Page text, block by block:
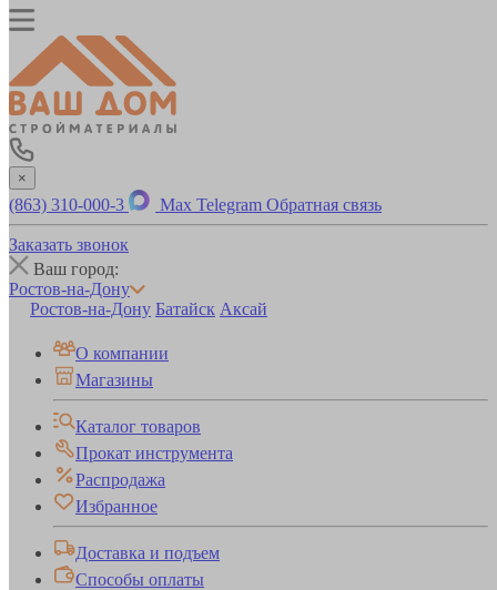
×
(863) 310-000-3 Max Telegram Обратная связь
Заказать звонок
Ваш город:
Ростов-на-Дону
Ростов-на-Дону Батайск Аксай
О компании
Магазины
Каталог товаров
Прокат инструмента
Распродажа
Избранное
Доставка и подъем
Способы оплаты